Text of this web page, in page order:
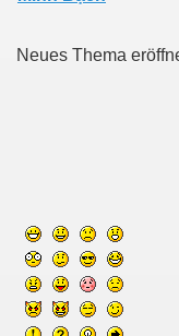
Neues Thema